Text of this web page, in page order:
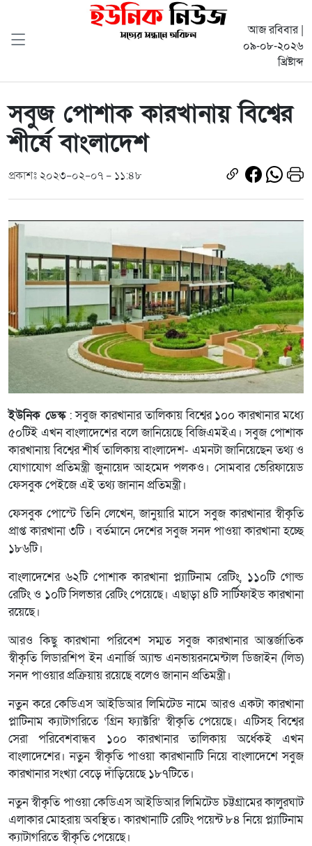
আজ রবিবার |
০৯-০৮-২০২৬
খ্রিষ্টাব্দ
সবুজ পোশাক কারখানায় বিশ্বের
শীর্ষে বাংলাদেশ
প্রকাশঃ ২০২৩-০২-০৭ - ১১:৪৮
ইউনিক ডেস্ক: সবুজ কারখানার তালিকায় বিশ্বের ১০০ কারখানার মধ্যে
৫০টিই এখন বাংলাদেশের বলে জানিয়েছে বিজিএমইএ। সবুজ পোশাক
কারখানায় বিশ্বের শীর্ষ তালিকায় বাংলাদেশ- এমনটা জানিয়েছেন তথ্য ও
যোগাযোগ প্রতিমন্ত্রী জুনায়েদ আহমেদ পলকও। সোমবার ভেরিফায়েড
ফেসবুক পেইজে এই তথ্য জানান প্রতিমন্ত্রী।
ফেসবুক পোস্টে তিনি লেখেন, জানুয়ারি মাসে সবুজ কারখানার স্বীকৃতি
প্রাপ্ত কারখানা ৩টি । বর্তমানে দেশের সবুজ সনদ পাওয়া কারখানা হচ্ছে
১৮৬টি।
বাংলাদেশের ৬২টি পোশাক কারখানা প্ল্যাটিনাম রেটিং, ১১০টি গোল্ড
রেটিং ও ১০টি সিলভার রেটিং পেয়েছে। এছাড়া ৪টি সার্টিফাইড কারখানা
রয়েছে।
আরও কিছু কারখানা পরিবেশ সম্মত সবুজ কারখানার আন্তর্জাতিক
স্বীকৃতি লিডারশিপ ইন এনার্জি অ্যান্ড এনভায়রনমেন্টাল ডিজাইন (লিড)
সনদ পাওয়ার প্রক্রিয়ায় রয়েছে বলেও জানান প্রতিমন্ত্রী।
নতুন করে কেডিএস আইডিআর লিমিটেড নামে আরও একটা কারখানা
প্লাটিনাম ক্যাটাগরিতে ‘গ্রিন ফ্যাক্টরি’ স্বীকৃতি পেয়েছে। এটিসহ বিশ্বের
সেরা পরিবেশবান্ধব ১০০ কারখানার তালিকায় অর্ধেকই এখন
বাংলাদেশের। নতুন স্বীকৃতি পাওয়া কারখানাটি নিয়ে বাংলাদেশে সবুজ
কারখানার সংখ্যা বেড়ে দাঁড়িয়েছে ১৮৭টিতে।
নতুন স্বীকৃতি পাওয়া কেডিএস আইডিআর লিমিটেড চট্টগ্রামের কালুরঘাট
এলাকার মোহরায় অবস্থিত। কারখানাটি রেটিং পয়েন্ট ৮৪ নিয়ে প্ল্যাটিনাম
ক্যাটাগরিতে স্বীকৃতি পেয়েছে।